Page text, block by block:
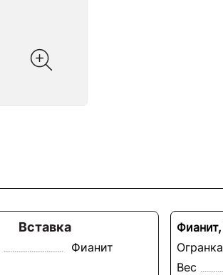
Вставка
Фианит
Огранка
Вес